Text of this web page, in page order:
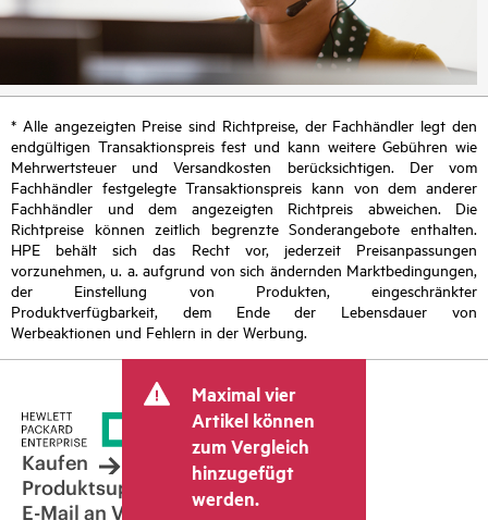
* Alle angezeigten Preise sind Richtpreise, der Fachhändler legt den
endgültigen Transaktionspreis fest und kann weitere Gebühren wie
Mehrwertsteuer und Versandkosten berücksichtigen. Der vom
Fachhändler festgelegte Transaktionspreis kann von dem anderer
Fachhändler und dem angezeigten Richtpreis abweichen. Die
Richtpreise können zeitlich begrenzte Sonderangebote enthalten.
HPE behält sich das Recht vor, jederzeit Preisanpassungen
vorzunehmen, u. a. aufgrund von sich ändernden Marktbedingungen,
der Einstellung von Produkten, eingeschränkter
Produktverfügbarkeit, dem Ende der Lebensdauer von
Werbeaktionen und Fehlern in der Werbung.
Maximal vier
Artikel können
zum Vergleich
hinzugefügt
werden.
Kaufen
Produktsupport
E-Mail an Vertrieb